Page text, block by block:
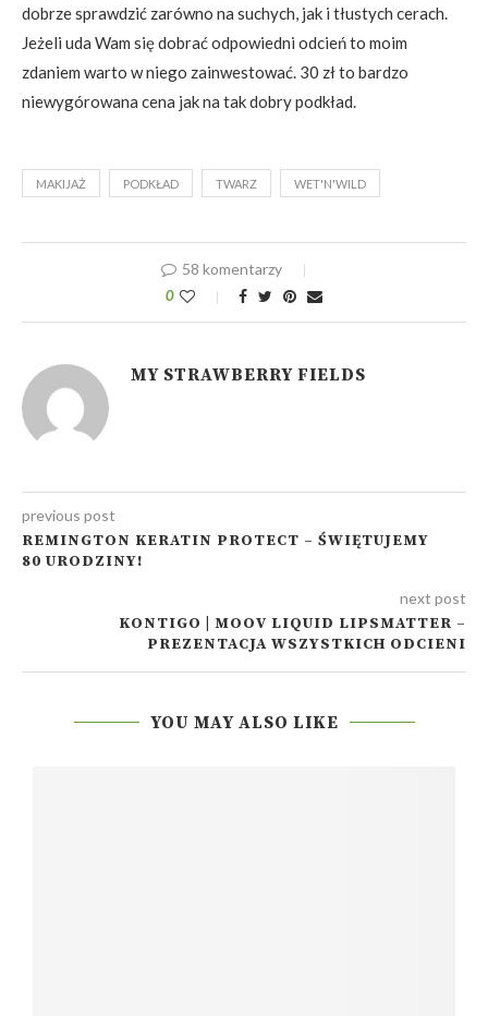
dobrze sprawdzić zarówno na suchych, jak i tłustych cerach.
Jeżeli uda Wam się dobrać odpowiedni odcień to moim
zdaniem warto w niego zainwestować. 30 zł to bardzo
niewygórowana cena jak na tak dobry podkład.
MAKIJAŻ PODKŁAD TWARZ WET'N'WILD
58 komentarzy
0
MY STRAWBERRY FIELDS
previous post
REMINGTON KERATIN PROTECT – ŚWIĘTUJEMY
80 URODZINY!
next post
KONTIGO | MOOV LIQUID LIPSMATTER –
PREZENTACJA WSZYSTKICH ODCIENI
YOU MAY ALSO LIKE